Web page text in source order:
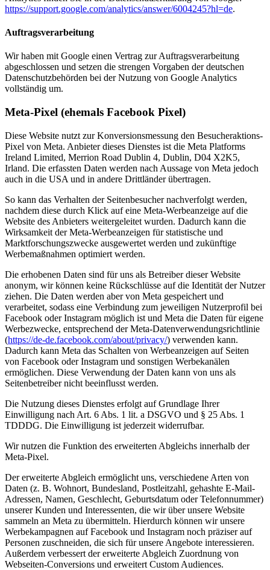
https://support.google.com/analytics/answer/6004245?hl=de.
Auftragsverarbeitung
Wir haben mit Google einen Vertrag zur Auftragsverarbeitung
abgeschlossen und setzen die strengen Vorgaben der deutschen
Datenschutzbehörden bei der Nutzung von Google Analytics
vollständig um.
Meta-Pixel (ehemals Facebook Pixel)
Diese Website nutzt zur Konversionsmessung den Besucheraktions-
Pixel von Meta. Anbieter dieses Dienstes ist die Meta Platforms
Ireland Limited, Merrion Road Dublin 4, Dublin, D04 X2K5,
Irland. Die erfassten Daten werden nach Aussage von Meta jedoch
auch in die USA und in andere Drittländer übertragen.
So kann das Verhalten der Seitenbesucher nachverfolgt werden,
nachdem diese durch Klick auf eine Meta-Werbeanzeige auf die
Website des Anbieters weitergeleitet wurden. Dadurch kann die
Wirksamkeit der Meta-Werbeanzeigen für statistische und
Marktforschungszwecke ausgewertet werden und zukünftige
Werbemaßnahmen optimiert werden.
Die erhobenen Daten sind für uns als Betreiber dieser Website
anonym, wir können keine Rückschlüsse auf die Identität der Nutzer
ziehen. Die Daten werden aber von Meta gespeichert und
verarbeitet, sodass eine Verbindung zum jeweiligen Nutzerprofil bei
Facebook oder Instagram möglich ist und Meta die Daten für eigene
Werbezwecke, entsprechend der Meta-Datenverwendungsrichtlinie
(https://de-de.facebook.com/about/privacy/) verwenden kann.
Dadurch kann Meta das Schalten von Werbeanzeigen auf Seiten
von Facebook oder Instagram und sonstigen Werbekanälen
ermöglichen. Diese Verwendung der Daten kann von uns als
Seitenbetreiber nicht beeinflusst werden.
Die Nutzung dieses Dienstes erfolgt auf Grundlage Ihrer
Einwilligung nach Art. 6 Abs. 1 lit. a DSGVO und § 25 Abs. 1
TDDDG. Die Einwilligung ist jederzeit widerrufbar.
Wir nutzen die Funktion des erweiterten Abgleichs innerhalb der
Meta-Pixel.
Der erweiterte Abgleich ermöglicht uns, verschiedene Arten von
Daten (z. B. Wohnort, Bundesland, Postleitzahl, gehashte E-Mail-
Adressen, Namen, Geschlecht, Geburtsdatum oder Telefonnummer)
unserer Kunden und Interessenten, die wir über unsere Website
sammeln an Meta zu übermitteln. Hierdurch können wir unsere
Werbekampagnen auf Facebook und Instagram noch präziser auf
Personen zuschneiden, die sich für unsere Angebote interessieren.
Außerdem verbessert der erweiterte Abgleich Zuordnung von
Webseiten-Conversions und erweitert Custom Audiences.